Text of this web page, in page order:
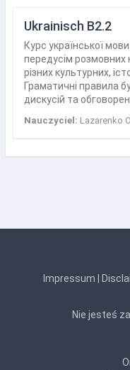
Ukrainisch B2.2
Курс української
передусім розмовних
різних культурних,
Граматичні правила
дискусій та
Nauczyciel: Lazarenko
Impressum
Nie jesteś